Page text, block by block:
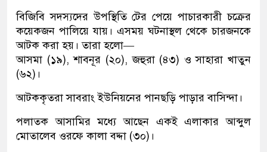
বিজিবি সদস্যদের উপস্থিতি টের পেয়ে পাচারকারী চক্রের
কয়েকজন পালিয়ে যায়। এসময় ঘটনাস্থল থেকে চারজনকে
আটক করা হয়। তারা হলো—
আসমা (১৯), শাবনূর (২০), জহুরা (৪৩) ও সাহারা খাতুন
(৬২)।
আটককৃতরা সাবরাং ইউনিয়নের পানছড়ি পাড়ার বাসিন্দা।
পলাতক আসামির মধ্যে আছেন একই এলাকার আব্দুল
মোতালেব ওরফে কালা বদ্দা (৩০)।